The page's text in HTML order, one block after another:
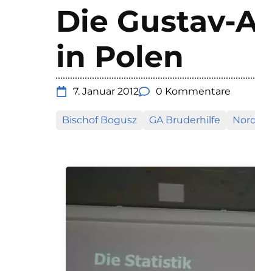
Die
in Polen
7. Januar 2012 0 Kommentare
Bischof Bogusz GA Bruderhilfe